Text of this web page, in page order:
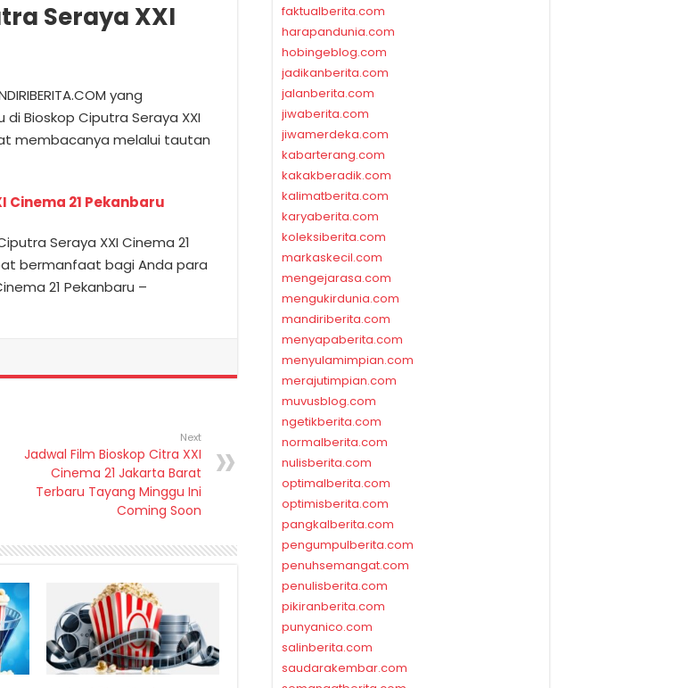
Seraya XXI
yang
Bioskop Ciputra Seraya XXI
membacanya melalui tautan
Cinema 21 Pekanbaru
Seraya XXI Cinema 21
bermanfaat bagi Anda para
21 Pekanbaru –
Next
Jadwal Film Bioskop Citra XXI
Cinema 21 Jakarta Barat
Terbaru Tayang Minggu Ini
Coming Soon
faktualberita.com
harapandunia.com
hobingeblog.com
jadikanberita.com
jalanberita.com
jiwaberita.com
jiwamerdeka.com
kabarterang.com
kakakberadik.com
kalimatberita.com
karyaberita.com
koleksiberita.com
markaskecil.com
mengejarasa.com
mengukirdunia.com
mandiriberita.com
menyapaberita.com
menyulamimpian.com
merajutimpian.com
muvusblog.com
ngetikberita.com
normalberita.com
nulisberita.com
optimalberita.com
optimisberita.com
pangkalberita.com
pengumpulberita.com
penuhsemangat.com
penulisberita.com
pikiranberita.com
punyanico.com
salinberita.com
saudarakembar.com